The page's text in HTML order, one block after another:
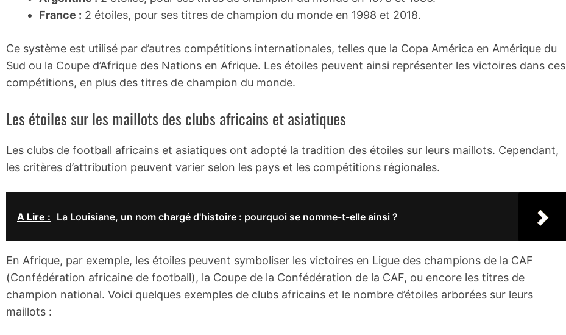
France : 2 étoiles, pour ses titres de champion du monde en 1998 et 2018.
Ce système est utilisé par d’autres compétitions internationales, telles que la Copa América en Amérique du
Sud ou la Coupe d’Afrique des Nations en Afrique. Les étoiles peuvent ainsi représenter les victoires dans ces
compétitions, en plus des titres de champion du monde.
Les étoiles sur les maillots des clubs africains et asiatiques
Les clubs de football africains et asiatiques ont adopté la tradition des étoiles sur leurs maillots. Cependant,
les critères d’attribution peuvent varier selon les pays et les compétitions régionales.
A Lire : La Louisiane, un nom chargé d'histoire : pourquoi se nomme-t-elle ainsi ?
En Afrique, par exemple, les étoiles peuvent symboliser les victoires en Ligue des champions de la CAF
(Confédération africaine de football), la Coupe de la Confédération de la CAF, ou encore les titres de
champion national. Voici quelques exemples de clubs africains et le nombre d’étoiles arborées sur leurs
maillots :